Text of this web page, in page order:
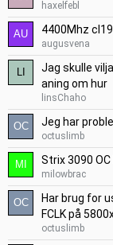
haxelfebl
4400Mhz
augusvena
Jag skulle
aning om hur
linsChaho
Jeg har
octuslimb
Strix 3090
milowbrac
Har brug for
FCLK på
octuslimb